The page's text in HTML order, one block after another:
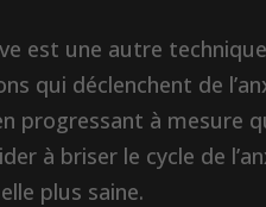
est une autre
qui déclenchent de
progressant à mesure
à briser le cycle de
plus saine.